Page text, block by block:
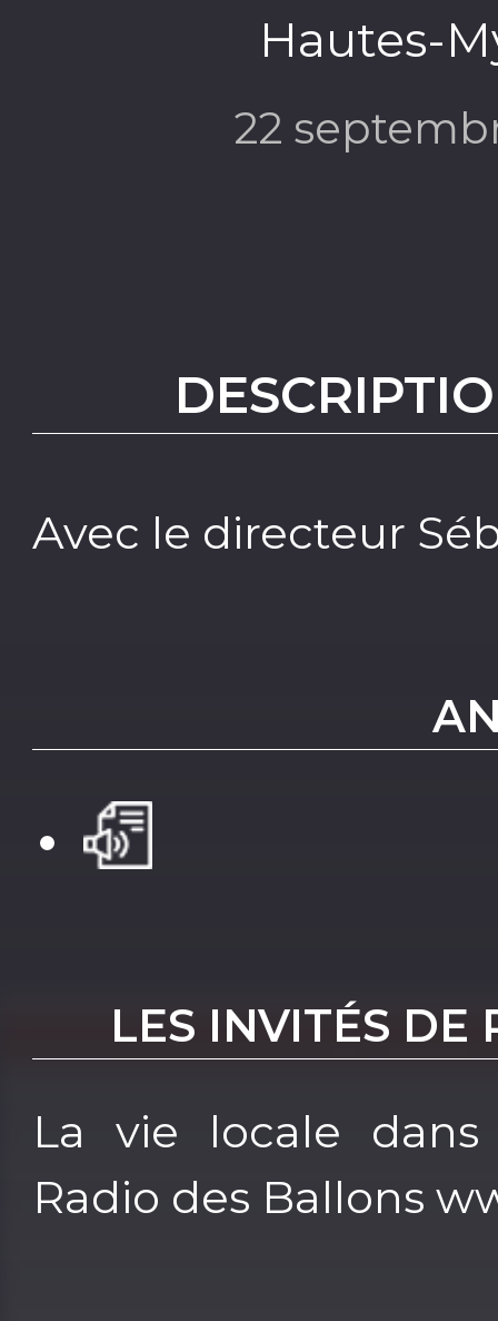
Hautes-
22
Avec le directeur
LES INVITÉS DE
La vie locale dans
Radio des Ballons